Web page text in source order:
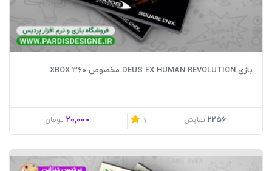
بازی DEUS EX HUMAN REVOLUTION مخصوص XBOX 360
2256 نمایش 1
20,000 تومان